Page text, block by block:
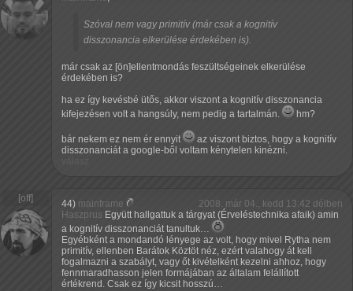
Szóval nem vagy primitív (már csak a kognitív
disszonancia elkerülése érdekében is).
már csak az [ön]ellentmondás feszültségeinek elkerülése
érdekében is?
ha ez így kevésbé ütős, akkor viszont a kognitív disszonancia
kifejezésen volt a hangsúly, nem pedig a tartalmán.
hm?
bár nekem ez nem ér ennyit
az viszont biztos, hogy a kognitív
disszonanciát a google-ből voltam kénytelen kinézni.
44) mainframe
2008. már 04., kedd 13:42 délben
Haszprus Együtt hallgattuk a tárgyat (Érveléstechnika afaik) amin
a kognitív disszonanciát tanultuk…
Egyébként a mondandó lényege az volt, hogy mivel Rytha nem
primitív, ellenben Barátok Köztöt néz, ezért valahogy át kell
fogalmazni a szabályt, vagy őt kivételként kezelni ahhoz, hogy
fennmaradhasson jelen formájában az általam felállított
értékrend. Csak ez így kicsit hosszú…